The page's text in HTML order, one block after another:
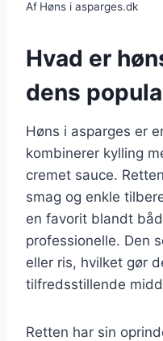
Af Høns i asparges.dk
Hvad er
dens
Høns i asparges er
kombinerer kylling
cremet sauce.
smag og enkle
en favorit blandt
professionelle. Den
eller ris, hvilket gør
tilfredsstillende
Retten har sin